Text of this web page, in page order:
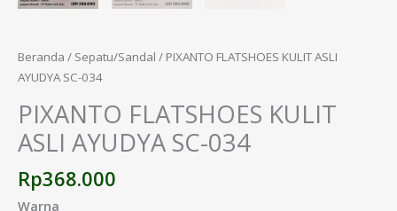
Beranda / Sepatu/Sandal / PIXANTO FLATSHOES KULIT ASLI
AYUDYA SC-034
PIXANTO FLATSHOES KULIT
ASLI AYUDYA SC-034
Rp368.000
Warna